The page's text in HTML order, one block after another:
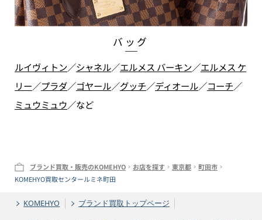
バッグ
ルイヴィトン／シャネル／エルメス バーキン／エルメス ケ
リー／プラダ／ゴヤール／グッチ／ディオール／コーチ／
ミュウミュウ／など
ブランド買取・販売のKOMEHYO お店を探す 東京都
町田市
KOMEHYO買取センタールミネ町田
KOMEHYO ブランド買取トップページ